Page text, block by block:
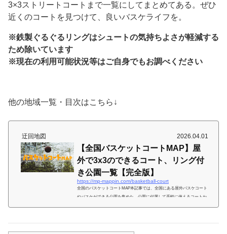
3×3ストリートコートまで一覧にしてまとめてある。ぜひ
近くのコートを見つけて、良いバスケライフを。
※鉄製ぐるぐるリングはシュートの気持ちよさが軽減する
ため除いています
※現在の利用可能状況等はご自身でもお調べください
他の地域一覧・目次はこちら↓
迂回地図 2026.04.01
【全国バスケットコートMAP】屋
外で3x3のできるコート、リング付
き公園一覧【完全版】
https://mp-mappin.com/basketball-court
全国のバスケットコートMAP本記事では、全国にある屋外バスケコート
やバスケができる公園を集めた。公園に付属して手軽に使えるコートか
ケコートの外観画像 バスケコートのある住所 駐車場の有無（料金につ
いても） 地面の状態（砂やアスファルトなど） コートの広さ（3X3用ハ